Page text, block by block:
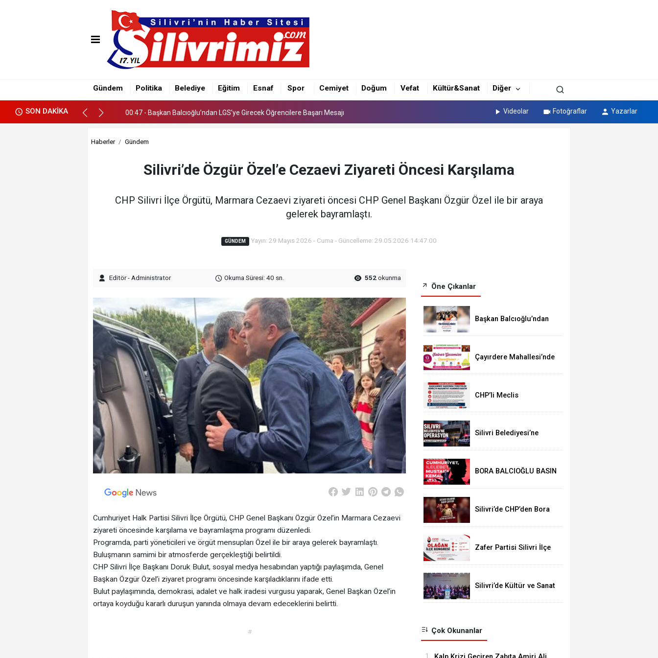
Gündem Politika Belediye Eğitim Esnaf Spor Cemiyet Doğum Vefat Kültür&Sanat Diğer
SON DAKİKA
00:47 - Başkan Balcıoğlu’ndan LGS’ye Girecek Öğrencilere Başarı Mesajı
00:38 - Çayırdere Mahallesi’nde İlk Kez “Şalvar Gecesi” Düzenlenecek Videolar Fotoğraflar Yazarlar
Haberler Gündem
Silivri’de Özgür Özel’e Cezaevi Ziyareti Öncesi Karşılama
CHP Silivri İlçe Örgütü, Marmara Cezaevi ziyareti öncesi CHP Genel Başkanı Özgür Özel ile bir araya
gelerek bayramlaştı.
GÜNDEM Yayın: 29 Mayıs 2026 - Cuma - Güncelleme: 29.05.2026 14:47:00
Editör - Administrator Okuma Süresi: 40 sn. 552okunma
Cumhuriyet Halk Partisi Silivri İlçe Örgütü, CHP Genel Başkanı Özgür Özel’in Marmara Cezaevi
ziyareti öncesinde karşılama ve bayramlaşma programı düzenledi.
Programda, parti yöneticileri ve örgüt mensupları Özel ile bir araya gelerek bayramlaştı.
Buluşmanın samimi bir atmosferde gerçekleştiği belirtildi.
CHP Silivri İlçe Başkanı Doruk Bulut, sosyal medya hesabından yaptığı paylaşımda, Genel
Başkan Özgür Özel’i ziyaret programı öncesinde karşıladıklarını ifade etti.
Bulut paylaşımında, demokrasi, adalet ve halk iradesi vurgusu yaparak, Genel Başkan Özel’in
ortaya koyduğu kararlı duruşun yanında olmaya devam edeceklerini belirtti.
#
Öne Çıkanlar
Başkan Balcıoğlu’ndan
Öğrencilere Başarı
Çayırdere Mahallesi’nde
Düzenlenecek
CHP’li Meclis
Açıklaması: “Masumiyet
Silivri Belediyesi’ne
Balcıoğlu Dahil 17 Kişi
BORA BALCIOĞLU BASIN
Silivri’de CHP’den Bora
Çağrısı
Zafer Partisi Silivri İlçe
Oldu
Silivri’de Kültür ve Sanat
Örnek Bir Kent Olacağız”
Çok Okunanlar
1.